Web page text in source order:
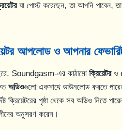
যা পোস্ট করেছেন, তা আপনি পাবেন,
আপলোড ও আপনার
Soundgasm-এর কাঠামো ক্রিয়েটরও
অডিওগুলো একসাথে ডাউনলোড করতে
ক্রিয়েটরের পৃষ্ঠা থেকে সব অডিও নিতে
অনুসরণ করেন।